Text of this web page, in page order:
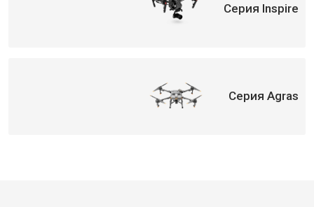
Серия Inspire
Серия Agras